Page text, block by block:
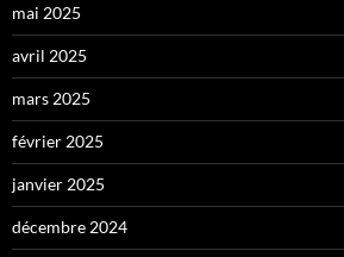
mai 2025
avril 2025
mars 2025
février 2025
janvier 2025
décembre 2024